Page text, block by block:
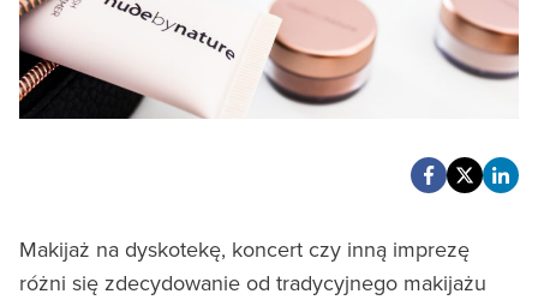
Makijaż na dyskotekę, koncert czy inną imprezę
różni się zdecydowanie od tradycyjnego makijażu